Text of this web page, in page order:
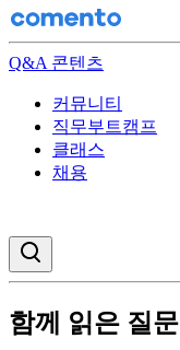
Q&A 콘텐츠
커뮤니티
직무부트캠프
클래스
채용
함께 읽은 질문